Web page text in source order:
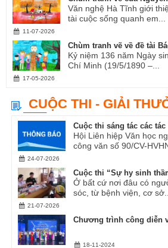
Văn nghệ Hà Tĩnh giới
tài cuộc sống quanh em...
11-07-2026
Chùm tranh vẽ về đề tài
Kỷ niệm 136 năm Ngày
Chí Minh (19/5/1890 –...
17-05-2026
CUỘC THI - GIẢI
Cuộc thi sáng tác các
Hội Liên hiệp Văn học
công văn số 90/CV-
24-07-2026
Cuộc thi “Sự hy sinh
Ở bất cứ nơi đâu có
sóc, từ bệnh viện, cơ sở...
21-07-2026
Chương trình công diễn
18-11-2024